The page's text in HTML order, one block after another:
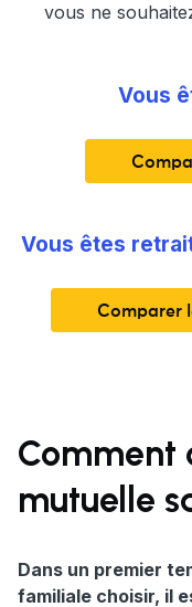
vous ne
Vous
Vous êtes
Comparer
Comment
mutuelle
Dans un premier
familiale choisir, il